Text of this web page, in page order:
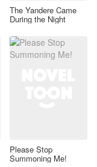
The Yandere Came
During the Night
Please Stop
Summoning Me!